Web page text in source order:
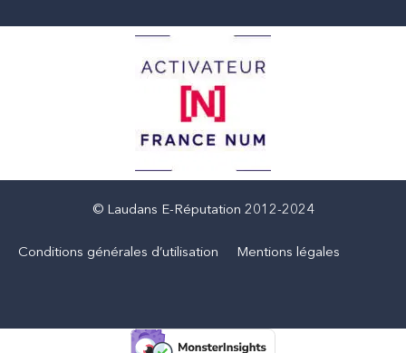
© Laudans E-Réputation 2012-2024
Conditions générales d’utilisation Mentions légales